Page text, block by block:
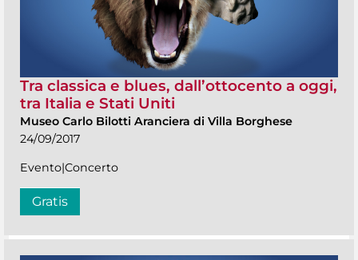
Tra classica e blues, dall’ottocento a oggi,
tra Italia e Stati Uniti
Museo Carlo Bilotti Aranciera di Villa Borghese
24/09/2017
Evento|Concerto
Gratis